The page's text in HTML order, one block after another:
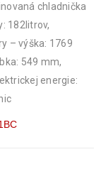
chladnička
182litrov,
– výška: 1769
549 mm,
energie: